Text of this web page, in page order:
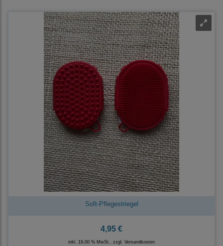
Soft-Pflegestriegel
4,95 €
inkl. 19,00 % MwSt., zzgl. Versandkosten